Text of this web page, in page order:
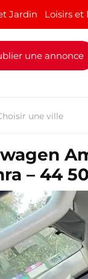
Jardin Loisirs et
une annonce
– 44